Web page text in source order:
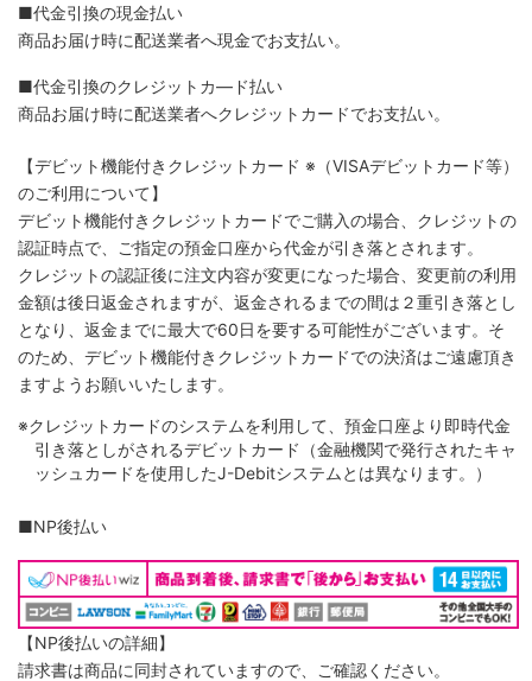
■代金引換の現金払い
商品お届け時に配送業者へ現金でお支払い。
■代金引換のクレジットカ―ド払い
商品お届け時に配送業者へクレジットカードでお支払い。
【デビット機能付きクレジットカード ※（VISAデビットカード等）
のご利用について】
デビット機能付きクレジットカードでご購入の場合、クレジットの
認証時点で、ご指定の預金口座から代金が引き落とされます。
クレジットの認証後に注文内容が変更になった場合、変更前の利用
金額は後日返金されますが、返金されるまでの間は２重引き落とし
となり、返金までに最大で60日を要する可能性がございます。そ
のため、デビット機能付きクレジットカードでの決済はご遠慮頂き
ますようお願いいたします。
※クレジットカードのシステムを利用して、預金口座より即時代金
引き落としがされるデビットカード（金融機関で発行されたキャ
ッシュカードを使用したJ-Debitシステムとは異なります。）
■NP後払い
【NP後払いの詳細】
請求書は商品に同封されていますので、ご確認ください。